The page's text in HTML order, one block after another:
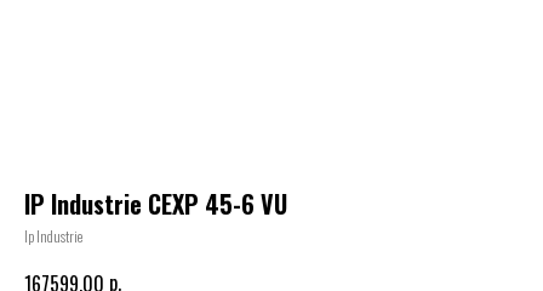
IP Industrie CEXP 45-6 VU
Ip Industrie
167599,00 р.